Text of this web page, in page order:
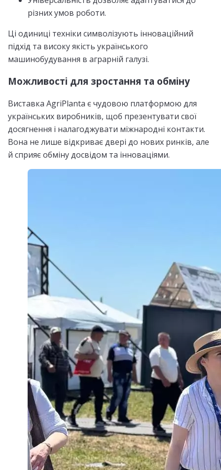
різних умов роботи.
Ці одиниці техніки символізують інноваційний
підхід та високу якість українського
машинобудування в аграрній галузі.
Можливості для зростання та обміну
Виставка AgriPlanta є чудовою платформою для
українських виробників, щоб презентувати свої
досягнення і налагоджувати міжнародні контакти.
Вона не лише відкриває двері до нових ринків, але
й сприяє обміну досвідом та інноваціями.